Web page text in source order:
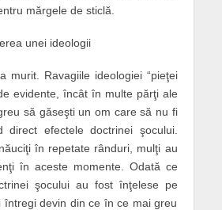
mărgele de sticlă.
unei ideologii
murit. Ravagiile ideologiei “pieţei
evidente, încât în multe părţi ale
să găseşti un om care să nu fi
direct efectele doctrinei şocului.
în repetate rânduri, mulţi au
în aceste momente. Odată ce
şocului au fost înţelese pe
întregi devin din ce în ce mai greu